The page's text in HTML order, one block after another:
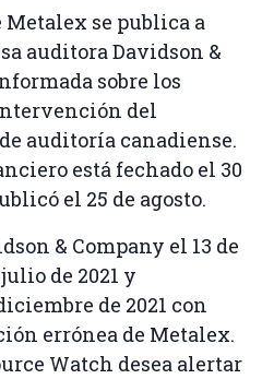
se publica a
auditora Davidson &
sobre los
del
auditoría canadiense.
está fechado el 30
el 25 de agosto.
& Company el 13 de
de 2021 y
de 2021 con
errónea de Metalex.
Watch desea alertar